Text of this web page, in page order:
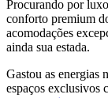
Procurando por
conforto premium
acomodações
ainda sua estada.
Gastou as energias
espaços exclusivos